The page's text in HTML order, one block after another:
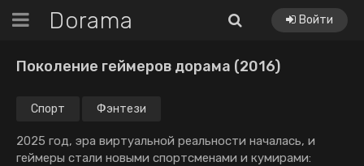
Dorama Войти
Поколение геймеров дорама (2016)
Спорт Фэнтези
2025 год, эра виртуальной реальности началась, и
геймеры стали новыми спортсменами и кумирами: